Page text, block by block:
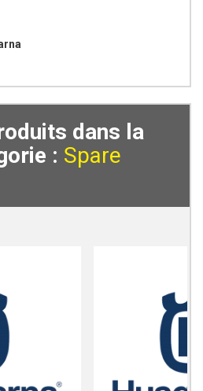
dans la
: Spare